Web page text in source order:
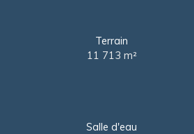
Terrain
11 713 m²
Salle d'eau